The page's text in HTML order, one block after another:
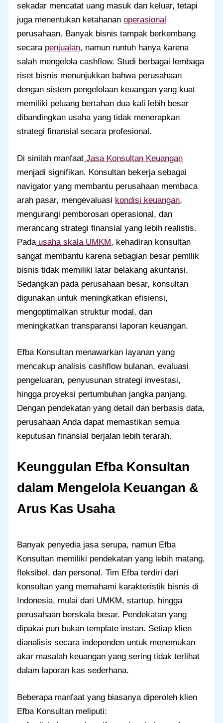
sekadar mencatat uang masuk dan keluar, tetapi
juga menentukan ketahananoperasional
perusahaan. Banyak bisnis tampak berkembang
secara penjualan, namun runtuh hanya karena
salah mengelola cashflow. Studi berbagai lembaga
riset bisnis menunjukkan bahwa perusahaan
dengan sistem pengelolaan keuangan yang kuat
memiliki peluang bertahan dua kali lebih besar
dibandingkan usaha yang tidak menerapkan
strategi finansial secara profesional.
Di sinilah manfaat Jasa Konsultan Keuangan
menjadi signifikan. Konsultan bekerja sebagai
navigator yang membantu perusahaan membaca
arah pasar, mengevaluasi kondisi keuangan,
mengurangi pemborosan operasional, dan
merancang strategi finansial yang lebih realistis.
Padausaha skala UMKM, kehadiran konsultan
sangat membantu karena sebagian besar pemilik
bisnis tidak memiliki latar belakang akuntansi.
Sedangkan pada perusahaan besar, konsultan
digunakan untuk meningkatkan efisiensi,
mengoptimalkan struktur modal, dan
meningkatkan transparansi laporan keuangan.
Efba Konsultan menawarkan layanan yang
mencakup analisis cashflow bulanan, evaluasi
pengeluaran, penyusunan strategi investasi,
hingga proyeksi pertumbuhan jangka panjang.
Dengan pendekatan yang detail dan berbasis data,
perusahaan Anda dapat memastikan semua
keputusan finansial berjalan lebih terarah.
Keunggulan Efba Konsultan
dalam Mengelola Keuangan &
Arus Kas Usaha
Banyak penyedia jasa serupa, namun Efba
Konsultan memiliki pendekatan yang lebih matang,
fleksibel, dan personal. Tim Efba terdiri dari
konsultan yang memahami karakteristik bisnis di
Indonesia, mulai dari UMKM, startup, hingga
perusahaan berskala besar. Pendekatan yang
dipakai pun bukan template instan. Setiap klien
dianalisis secara independen untuk menemukan
akar masalah keuangan yang sering tidak terlihat
dalam laporan kas sederhana.
Beberapa manfaat yang biasanya diperoleh klien
Efba Konsultan meliputi: